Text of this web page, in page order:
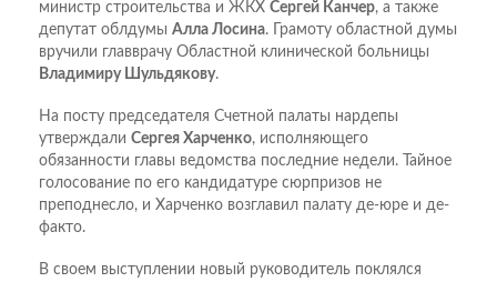
министр строительства и ЖКХ Сергей Канчер, а также
депутат облдумы Алла Лосина. Грамоту областной думы
вручили главврачу Областной клинической больницы
Владимиру Шульдякову.
На посту председателя Счетной палаты нардепы
утверждали Сергея Харченко, исполняющего
обязанности главы ведомства последние недели. Тайное
голосование по его кандидатуре сюрпризов не
преподнесло, и Харченко возглавил палату де-юре и де-
факто.
В своем выступлении новый руководитель поклялся